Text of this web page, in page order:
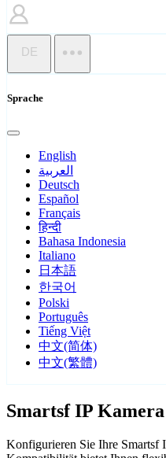
DE
Sprache
English
العربية
Deutsch
Español
Français
हिन्दी
Bahasa Indonesia
Italiano
日本語
한국어
Polski
Português
Tiếng Việt
中文(简体)
中文(繁體)
Smartsf IP
Konfigurieren Sie Ihre Smartsf